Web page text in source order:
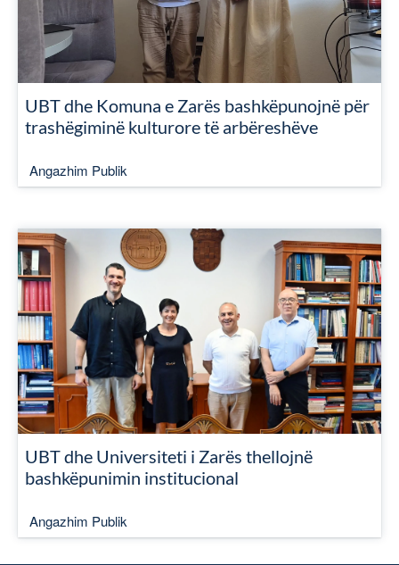
UBT dhe Komuna e Zarës bashkëpunojnë për
trashëgiminë kulturore të arbëreshëve
Angazhim Publik
UBT dhe Universiteti i Zarës thellojnë
bashkëpunimin institucional
Angazhim Publik